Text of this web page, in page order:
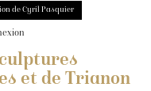
de Cyril Pasquier
et de Trianon